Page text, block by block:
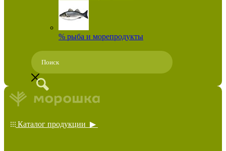
% рыба и морепродукты
Каталог продукции ▶